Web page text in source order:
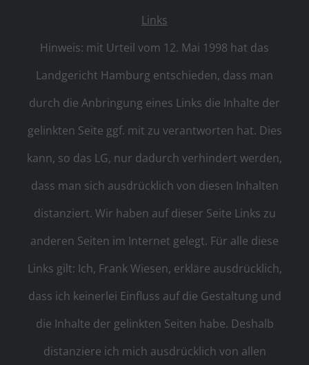
Links
Hinweis: mit Urteil vom 12. Mai 1998 hat das
Landgericht Hamburg entschieden, dass man
durch die Anbringung eines Links die Inhalte der
gelinkten Seite ggf. mit zu verantworten hat. Dies
kann, so das LG, nur dadurch verhindert werden,
dass man sich ausdrücklich von diesen Inhalten
distanziert. Wir haben auf dieser Seite Links zu
anderen Seiten im Internet gelegt. Für alle diese
Links gilt: Ich, Frank Wiesen, erkläre ausdrücklich,
dass ich keinerlei Einfluss auf die Gestaltung und
die Inhalte der gelinkten Seiten habe. Deshalb
distanziere ich mich ausdrücklich von allen